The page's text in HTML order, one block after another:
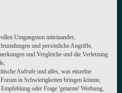
Umgangston miteinander,
und persönliche Angriffe,
und Vergleiche und die Verletzung
Aufrufe und alles, was einzelne
in Schwierigkeiten bringen könnte,
oder Frage 'getarnte' Werbung,